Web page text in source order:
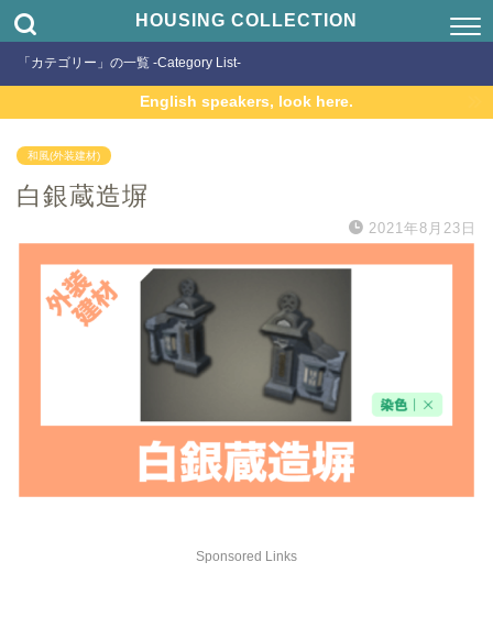
HOUSING COLLECTION
「カテゴリー」の一覧 -Category List-
English speakers, look here.
和風(外装建材)
白銀蔵造塀
2021年8月23日
Sponsored Links